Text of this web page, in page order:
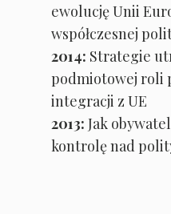
ewolucję Unii
współczesnej
2014: Strategie
podmiotowej roli
integracji z UE
2013: Jak
kontrolę nad